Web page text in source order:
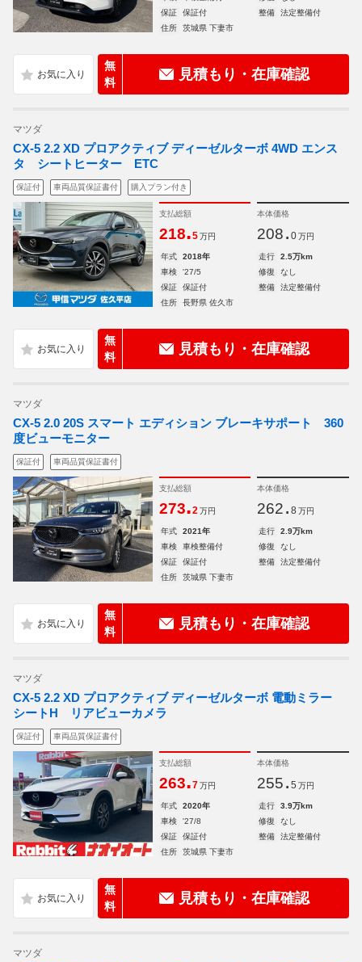
保証
保証付 整備
法定整備付
住所
茨城県 下妻市
無
料
見積もり・在庫確認
マツダ
CX-5 2.2 XD プロアクティブ ディーゼルターボ 4WD エンス
タ シートヒーター ETC
保証付 車両品質保証書付 購入プラン付き
支払総額
218.5 万円
本体価格
208. 0 万円
年式 2018年 走行
2.5万km
車検
'27/5 修復
なし
保証
保証付 整備
法定整備付
住所
長野県 佐久市
無
料
見積もり・在庫確認
マツダ
CX-5 2.0 20S スマート エディション ブレーキサポート 360
度ビューモニター
保証付 車両品質保証書付
支払総額
273.2 万円
本体価格
262. 8 万円
年式 2021年 走行
2.9万km
車検
車検整備付 修復
なし
保証
保証付 整備
法定整備付
住所
茨城県 下妻市
無
料
見積もり・在庫確認
マツダ
CX-5 2.2 XD プロアクティブ ディーゼルターボ 電動ミラー
シートH リアビューカメラ
保証付 車両品質保証書付
支払総額
263.7 万円
本体価格
255. 5 万円
年式 2020年 走行
3.9万km
車検
'27/8 修復
なし
保証
保証付 整備
法定整備付
住所
茨城県 下妻市
無
料
見積もり・在庫確認
マツダ